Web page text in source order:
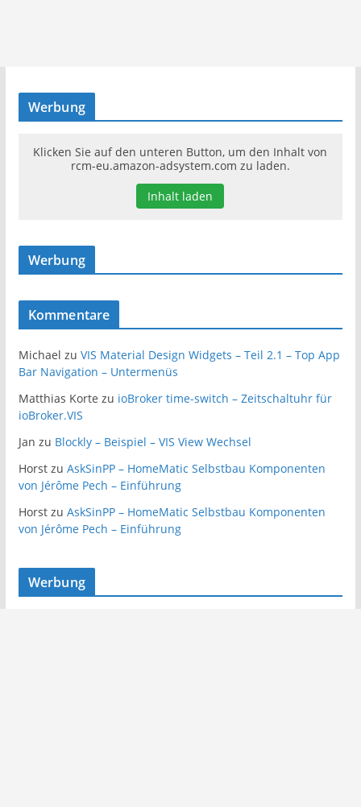
Werbung
Klicken Sie auf den unteren Button, um den Inhalt von
rcm-eu.amazon-adsystem.com zu laden.
Inhalt laden
Werbung
Kommentare
Michael zu VIS Material Design Widgets – Teil 2.1 – Top App
Bar Navigation – Untermenüs
Matthias Korte zu ioBroker time-switch – Zeitschaltuhr für
ioBroker.VIS
Jan zu Blockly – Beispiel – VIS View Wechsel
Horstzu AskSinPP – HomeMatic Selbstbau Komponenten
von Jérôme Pech – Einführung
Horstzu AskSinPP – HomeMatic Selbstbau Komponenten
von Jérôme Pech – Einführung
Werbung